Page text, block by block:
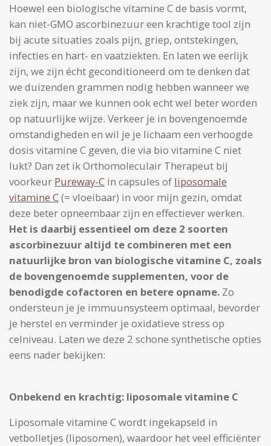
Hoewel een biologische vitamine C de basis vormt,
kan niet-GMO ascorbinezuur een krachtige tool zijn
bij acute situaties zoals pijn, griep, ontstekingen,
infecties en hart- en vaatziekten. En laten we eerlijk
zijn, we zijn écht geconditioneerd om te denken dat
we duizenden grammen nodig hebben wanneer we
ziek zijn, maar we kunnen ook echt wel beter worden
op natuurlijke wijze. Verkeer je in bovengenoemde
omstandigheden en wil je je lichaam een verhoogde
dosis vitamine C geven, die via bio vitamine C niet
lukt? Dan zet ik Orthomoleculair Therapeut bij
voorkeur Pureway-C in capsules of liposomale
vitamine C(= vloeibaar) in voor mijn gezin, omdat
deze beter opneembaar zijn en effectiever werken.
Het is daarbij essentieel om deze 2 soorten
ascorbinezuur altijd te combineren met een
natuurlijke bron van biologische vitamine C, zoals
de bovengenoemde supplementen, voor de
benodigde cofactoren en betere opname. Zo
ondersteun je je immuunsysteem optimaal, bevorder
je herstel en verminder je oxidatieve stress op
celniveau. Laten we deze 2 schone synthetische opties
eens nader bekijken:
Onbekend en krachtig: liposomale vitamine C
Liposomale vitamine C wordt ingekapseld in
vetbolletjes (liposomen), waardoor het veel efficiënter